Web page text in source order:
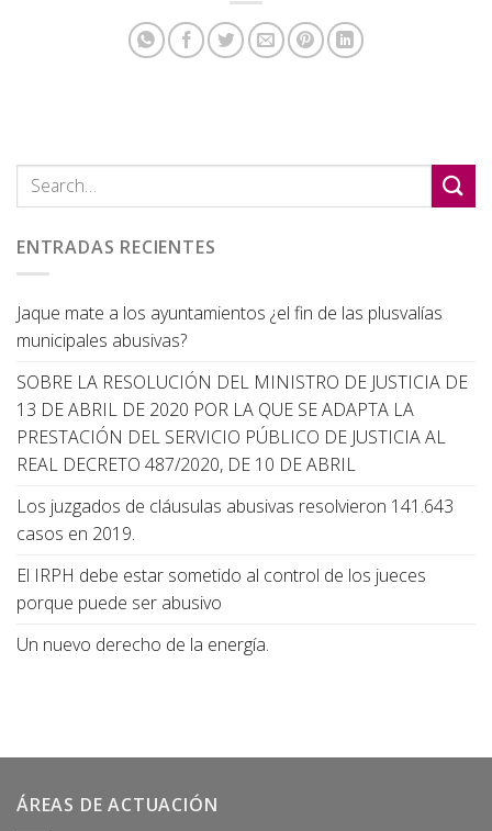
ENTRADAS RECIENTES
Jaque mate a los ayuntamientos ¿el fin de las plusvalías
municipales abusivas?
SOBRE LA RESOLUCIÓN DEL MINISTRO DE JUSTICIA DE
13 DE ABRIL DE 2020 POR LA QUE SE ADAPTA LA
PRESTACIÓN DEL SERVICIO PÚBLICO DE JUSTICIA AL
REAL DECRETO 487/2020, DE 10 DE ABRIL
Los juzgados de cláusulas abusivas resolvieron 141.643
casos en 2019.
El IRPH debe estar sometido al control de los jueces
porque puede ser abusivo
Un nuevo derecho de la energía.
ÁREAS DE ACTUACIÓN